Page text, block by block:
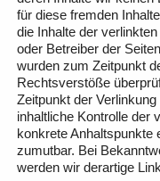
für diese fremden
die Inhalte der
oder Betreiber der
wurden zum Zeitpunkt
Rechtsverstöße
Zeitpunkt der
inhaltliche Kontrolle der
konkrete Anhaltspunkte
zumutbar. Bei
werden wir derartige